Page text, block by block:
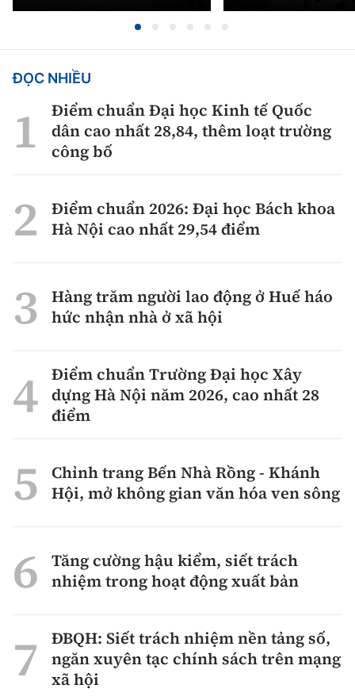
ĐỌC NHIỀU
Điểm chuẩn Đại học Kinh tế Quốc
dân cao nhất 28,84, thêm loạt trường
công bố
Điểm chuẩn 2026: Đại học Bách khoa
Hà Nội cao nhất 29,54 điểm
Hàng trăm người lao động ở Huế háo
hức nhận nhà ở xã hội
Điểm chuẩn Trường Đại học Xây
dựng Hà Nội năm 2026, cao nhất 28
điểm
Chỉnh trang Bến Nhà Rồng - Khánh
Hội, mở không gian văn hóa ven sông
Tăng cường hậu kiểm, siết trách
nhiệm trong hoạt động xuất bản
ĐBQH: Siết trách nhiệm nền tảng số,
ngăn xuyên tạc chính sách trên mạng
xã hội